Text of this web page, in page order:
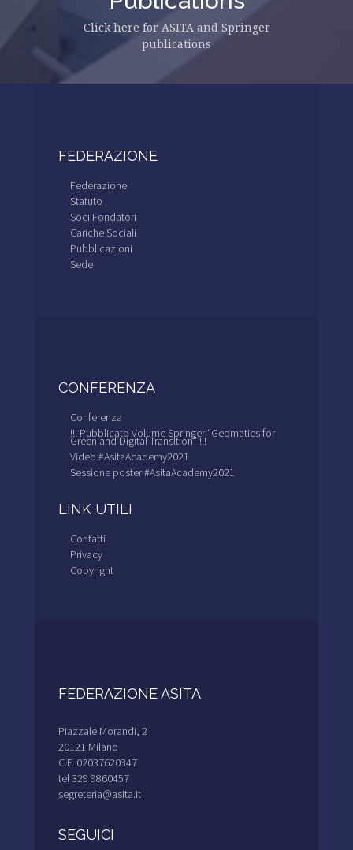
Click here for ASITA and Springer
publications
FEDERAZIONE
Federazione
Statuto
Soci Fondatori
Cariche Sociali
Pubblicazioni
Sede
CONFERENZA
Conferenza
!!! Pubblicato Volume Springer “Geomatics for
Green and Digital Transition” !!!
Video #AsitaAcademy2021
Sessione poster #AsitaAcademy2021
LINK UTILI
Contatti
Privacy
Copyright
FEDERAZIONE ASITA
Piazzale Morandi, 2
20121 Milano
C.F. 02037620347
tel 329 9860457
segreteria@asita.it
SEGUICI